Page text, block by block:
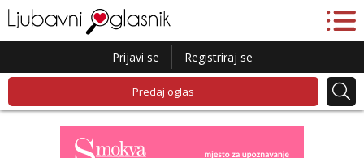
Prijavi se Registriraj se
Predaj oglas